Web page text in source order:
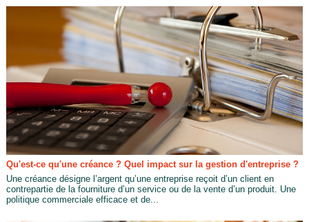
Qu'est-ce qu'une créance ? Quel impact sur la gestion d'entreprise ?
Une créance désigne l’argent qu’une entreprise reçoit d’un client en
contrepartie de la fourniture d’un service ou de la vente d’un produit. Une
politique commerciale efficace et de...